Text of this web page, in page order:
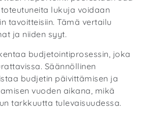
lukuja voidaan
tavoitteisiin. Tämä vertailu
ja niiden syyt.
budjetointiprosessin, joka
Säännöllinen
budjetin päivittämisen ja
vuoden aikana, mikä
tarkkuutta tulevaisuudessa.